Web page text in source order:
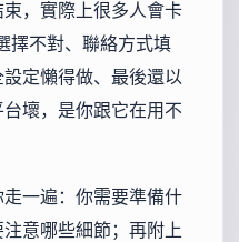
，實際上很多人會卡
擇不對、聯絡方式填
定懶得做、最後還以
壞，是你跟它在用不
一遍：你需要準備什
意哪些細節；再附上